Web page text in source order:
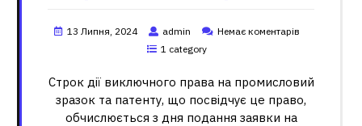
13 Липня, 2024 admin
Немає коментарів
1 category
Строк дії виключного права на промисловий
зразок та патенту, що посвідчує це право,
обчислюється з дня подання заявки на